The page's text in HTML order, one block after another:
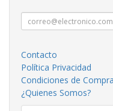
Contacto
Política Privacidad
Condiciones de Compra
¿Quienes Somos?